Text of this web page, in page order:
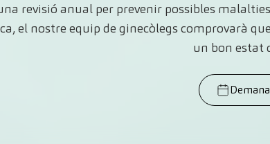
revisió anual per prevenir possibles
el nostre equip de ginecòlegs comprovarà
un bon estat